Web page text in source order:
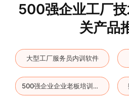
500强企业工厂
关产品
大型工厂服务员内训软件
500强企业企业老板培训平台